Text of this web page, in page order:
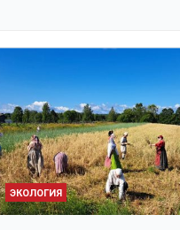
ЭКОЛОГИЯ